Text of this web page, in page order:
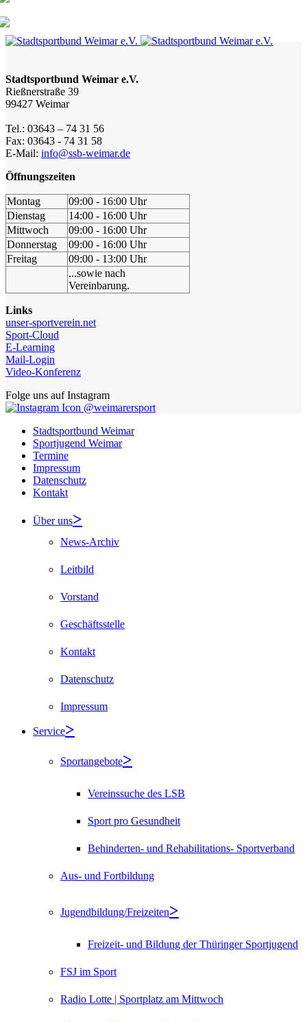
Stadtsportbund Weimar e.V.
Rießnerstraße 39
99427 Weimar
Tel.: 03643 – 74 31 56
Fax: 03643 - 74 31 58
E-Mail: info@ssb-weimar.de
Öffnungszeiten
Montag
09:00 - 16:00 Uhr
Dienstag
14:00 - 16:00 Uhr
Mittwoch
09:00 - 16:00 Uhr
Donnerstag
09:00 - 16:00 Uhr
Freitag
09:00 - 13:00 Uhr
...sowie nach
Vereinbarung.
Links
unser-sportverein.net
Sport-Cloud
E-Learning
Mail-Login
Video-Konferenz
Folge uns auf Instagram
@weimarersport
Stadtsportbund Weimar
Sportjugend Weimar
Termine
Impressum
Datenschutz
Kontakt
Über uns
News-Archiv
Leitbild
Vorstand
Geschäftsstelle
Kontakt
Datenschutz
Impressum
Service
Sportangebote
Vereinssuche des LSB
Sport pro Gesundheit
Behinderten- und Rehabilitations- Sportverband
Aus- und Fortbildung
Jugendbildung/Freizeiten
Freizeit- und Bildung der Thüringer Sportjugend
FSJ im Sport
Radio Lotte | Sportplatz am Mittwoch